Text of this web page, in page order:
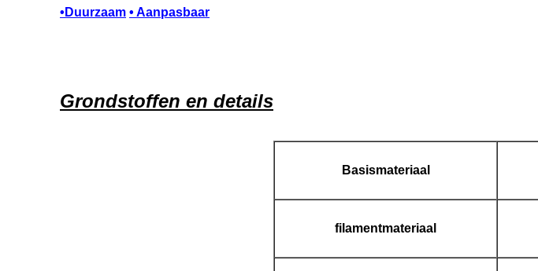
• Duurzaam • Aanpasbaar
Grondstoffen en details
Basismateriaal
filamentmateriaal